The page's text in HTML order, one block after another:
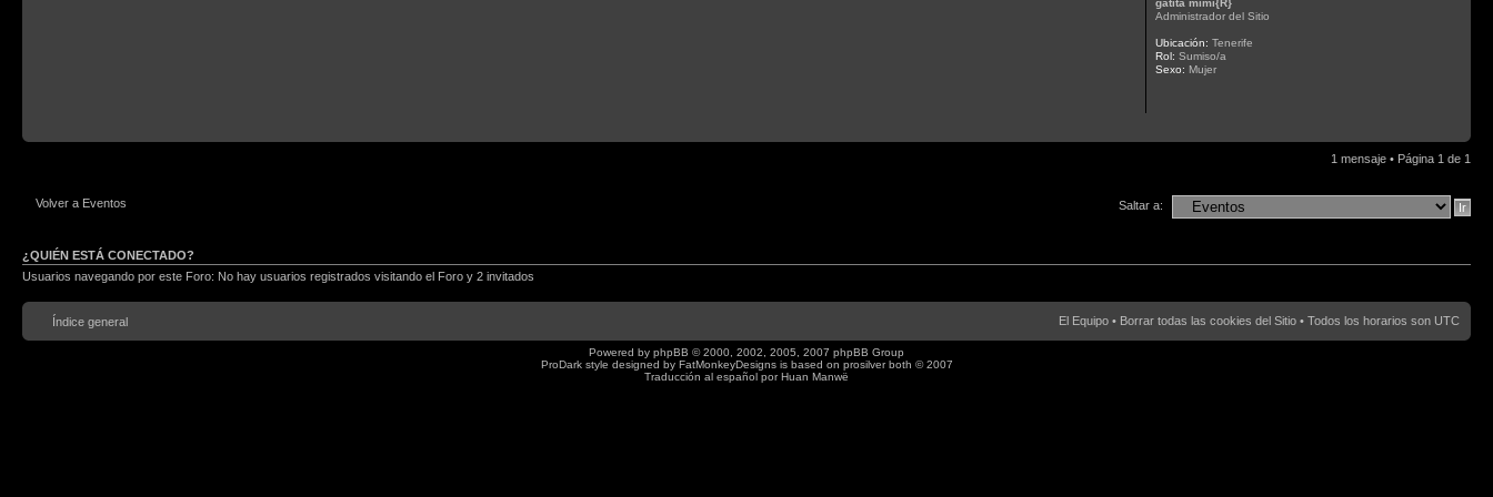
Administrador del Sitio
Ubicación: Tenerife
Rol: Sumiso/a
Sexo: Mujer
1 mensaje • Página 1 de 1
Volver a Eventos Saltar a:
¿QUIÉN ESTÁ CONECTADO?
Usuarios navegando por este Foro: No hay usuarios registrados visitando el Foro y 2 invitados
Índice general El Equipo • Borrar todas las cookies del Sitio • Todos los horarios son UTC
Powered by phpBB © 2000, 2002, 2005, 2007 phpBB Group
ProDark style designed by FatMonkeyDesignsis based on prosilverboth © 2007
Traducción al español porHuan Manwë